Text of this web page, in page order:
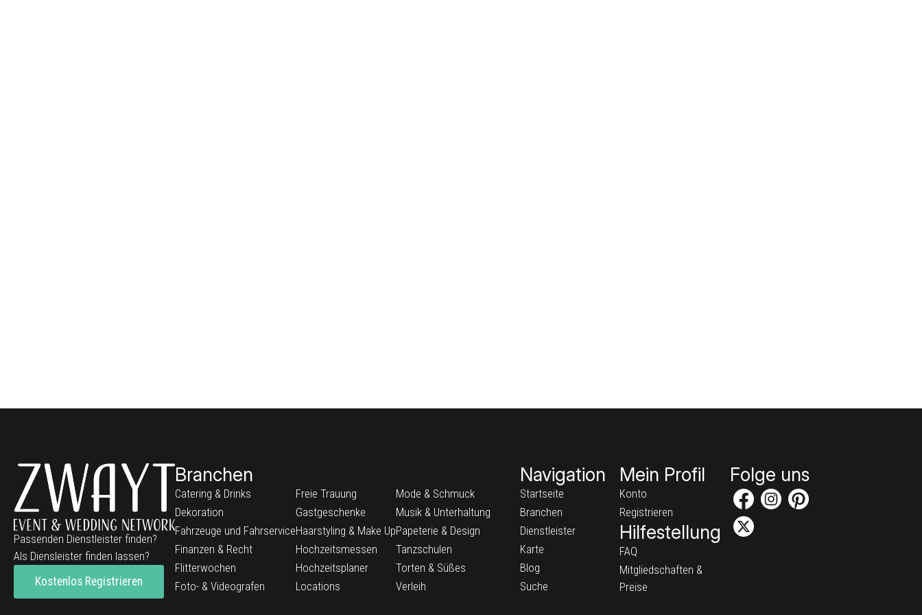
Passenden Dienstleister finden?
Als Diensleister finden lassen?
Kostenlos Registrieren
Branchen
Catering & Drinks
Dekoration
Fahrzeuge und Fahrservice
Finanzen & Recht
Flitterwochen
Foto- & Videografen
Freie Trauung
Gastgeschenke
Haarstyling & Make Up
Hochzeitsmessen
Hochzeitsplaner
Locations
Mode & Schmuck
Musik & Unterhaltung
Papeterie & Design
Tanzschulen
Torten & Süßes
Verleih
Navigation
Startseite
Branchen
Dienstleister
Karte
Blog
Suche
Mein Profil
Konto
Registrieren
Hilfestellung
FAQ
Mitgliedschaften &
Preise
Folge uns